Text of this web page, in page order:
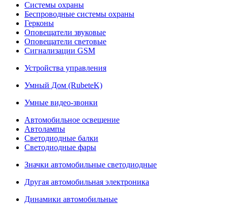
Системы охраны
Беспроводные системы охраны
Герконы
Оповещатели звуковые
Оповещатели световые
Сигнализации GSM
Устройства управления
Умный Дом (RubeteK)
Умные видео-звонки
Автомобильное освещение
Автолампы
Светодиодные балки
Светодиодные фары
Значки автомобильные светодиодные
Другая автомобильная электроника
Динамики автомобильные